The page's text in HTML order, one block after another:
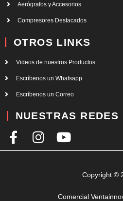
Aerógrafos y Accesorios
Compresores Destacados
OTROS LINKS
Videos de nuestros Productos
Escríbenos un Whatsapp
Escríbenos un Correo
NUESTRAS REDES
F
a
I
n
Y
o
Copyright ©
Comercial